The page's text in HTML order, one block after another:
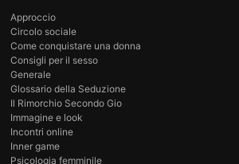
Approccio
Circolo sociale
Come conquistare una donna
Consigli per il sesso
Generale
Glossario della Seduzione
Il Rimorchio Secondo Gio
Immagine e look
Incontri online
Inner game
Psicologia femminile